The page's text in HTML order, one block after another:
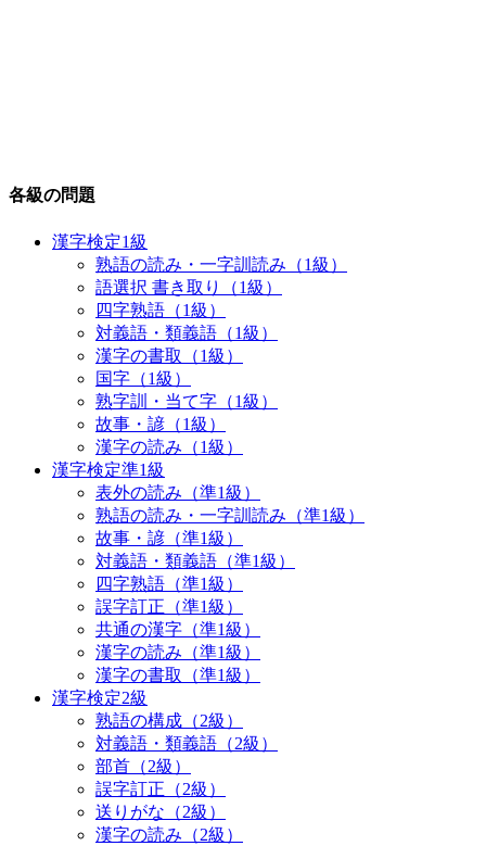
各級の問題
漢字検定1級
熟語の読み・一字訓読み（1級）
語選択 書き取り（1級）
四字熟語（1級）
対義語・類義語（1級）
漢字の書取（1級）
国字（1級）
熟字訓・当て字（1級）
故事・諺（1級）
漢字の読み（1級）
漢字検定準1級
表外の読み（準1級）
熟語の読み・一字訓読み（準1級）
故事・諺（準1級）
対義語・類義語（準1級）
四字熟語（準1級）
誤字訂正（準1級）
共通の漢字（準1級）
漢字の読み（準1級）
漢字の書取（準1級）
漢字検定2級
熟語の構成（2級）
対義語・類義語（2級）
部首（2級）
誤字訂正（2級）
送りがな（2級）
漢字の読み（2級）